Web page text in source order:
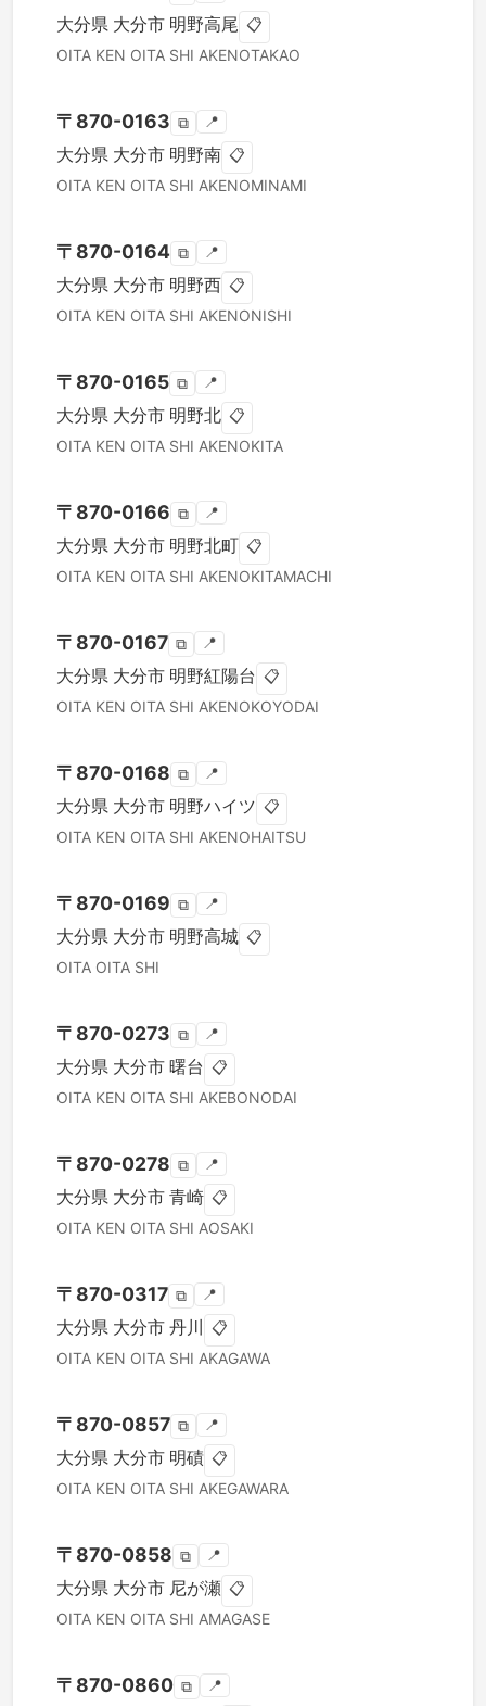
大分県 大分市 明野高尾 📋
OITA KEN OITA SHI AKENOTAKAO
〒 870-0163 ⧉ 📍
大分県 大分市 明野南 📋
OITA KEN OITA SHI AKENOMINAMI
〒 870-0164 ⧉ 📍
大分県 大分市 明野西 📋
OITA KEN OITA SHI AKENONISHI
〒 870-0165 ⧉ 📍
大分県 大分市 明野北 📋
OITA KEN OITA SHI AKENOKITA
〒 870-0166 ⧉ 📍
大分県 大分市 明野北町 📋
OITA KEN OITA SHI AKENOKITAMACHI
〒 870-0167 ⧉ 📍
大分県 大分市 明野紅陽台 📋
OITA KEN OITA SHI AKENOKOYODAI
〒 870-0168 ⧉ 📍
大分県 大分市 明野ハイツ 📋
OITA KEN OITA SHI AKENOHAITSU
〒 870-0169 ⧉ 📍
大分県 大分市 明野高城 📋
OITA OITA SHI
〒 870-0273 ⧉ 📍
大分県 大分市 曙台 📋
OITA KEN OITA SHI AKEBONODAI
〒 870-0278 ⧉ 📍
大分県 大分市 青崎 📋
OITA KEN OITA SHI AOSAKI
〒 870-0317 ⧉ 📍
大分県 大分市 丹川 📋
OITA KEN OITA SHI AKAGAWA
〒 870-0857 ⧉ 📍
大分県 大分市 明磧 📋
OITA KEN OITA SHI AKEGAWARA
〒 870-0858 ⧉ 📍
大分県 大分市 尼が瀬 📋
OITA KEN OITA SHI AMAGASE
〒 870-0860 ⧉ 📍